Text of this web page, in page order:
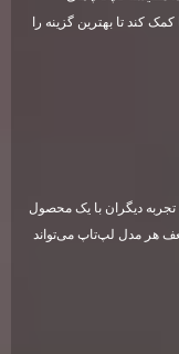
کند تا بهترین گزینه را
دیگران با یک محصول
هر مدل لپ‌تاپ می‌تواند